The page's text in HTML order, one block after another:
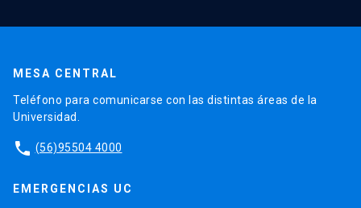
MESA CENTRAL
Teléfono para comunicarse con las distintas áreas de la
Universidad.
phone (56)95504 4000
EMERGENCIAS UC